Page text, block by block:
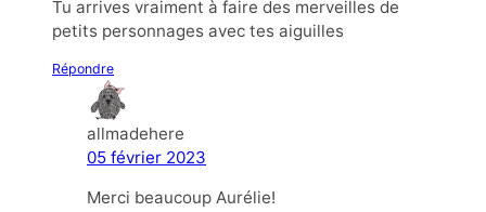
Tu arrives vraiment à faire des merveilles de
petits personnages avec tes aiguilles
Répondre
allmadehere
05 février 2023
Merci beaucoup Aurélie!